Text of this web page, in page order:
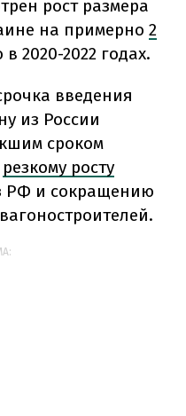
рост размера
на примерно 2
2020-2022 годах.
введения
из России
сроком
резкому росту
РФ и сокращению